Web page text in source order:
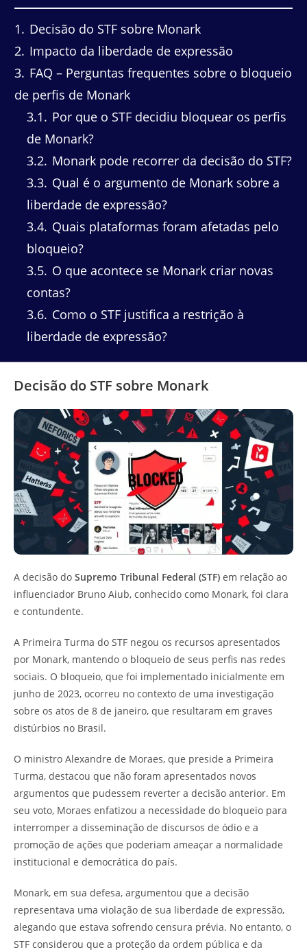
1
Decisão do STF sobre Monark
2 Impacto da liberdade de expressão
3 FAQ – Perguntas frequentes sobre o bloqueio
de perfis de Monark
3.1
Por que o STF decidiu bloquear os perfis
de Monark?
3.2 Monark pode recorrer da decisão do STF?
3.3 Qual é o argumento de Monark sobre a
liberdade de expressão?
3.4 Quais plataformas foram afetadas pelo
bloqueio?
3.5 O que acontece se Monark criar novas
contas?
3.6 Como o STF justifica a restrição à
liberdade de expressão?
Decisão do STF sobre Monark
A decisão do Supremo Tribunal Federal (STF) em relação ao
influenciador Bruno Aiub, conhecido como Monark, foi clara
e contundente.
A Primeira Turma do STF negou os recursos apresentados
por Monark, mantendo o bloqueio de seus perfis nas redes
sociais. O bloqueio, que foi implementado inicialmente em
junho de 2023, ocorreu no contexto de uma investigação
sobre os atos de 8 de janeiro, que resultaram em graves
distúrbios no Brasil.
O ministro Alexandre de Moraes, que preside a Primeira
Turma, destacou que não foram apresentados novos
argumentos que pudessem reverter a decisão anterior. Em
seu voto, Moraes enfatizou a necessidade do bloqueio para
interromper a disseminação de discursos de ódio e a
promoção de ações que poderiam ameaçar a normalidade
institucional e democrática do país.
Monark, em sua defesa, argumentou que a decisão
representava uma violação de sua liberdade de expressão,
alegando que estava sofrendo censura prévia. No entanto, o
STF considerou que a proteção da ordem pública e da